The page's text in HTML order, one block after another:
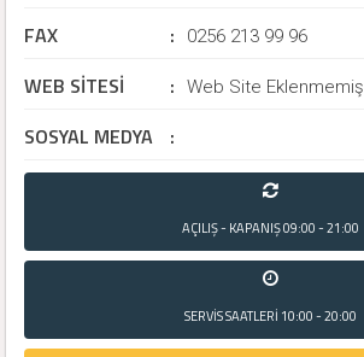
FAX : 0256 213 99 96
WEB SİTESİ : Web Site Eklenmemiş
SOSYAL MEDYA :
AÇILIŞ - KAPANIŞ09:00 - 21:00
SERVİS SAATLERİ 10:00 - 20:00